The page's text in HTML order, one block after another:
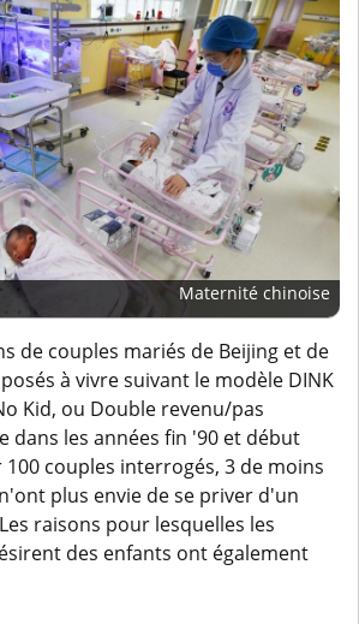
Maternité chinoise
de couples mariés de Beijing et de
à vivre suivant le modèle DINK
Kid, ou Double revenu/pas
dans les années fin '90 et début
100 couples interrogés, 3 de moins
plus envie de se priver d'un
raisons pour lesquelles les
des enfants ont également